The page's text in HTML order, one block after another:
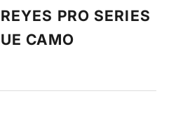
PRO SERIES
CAMO